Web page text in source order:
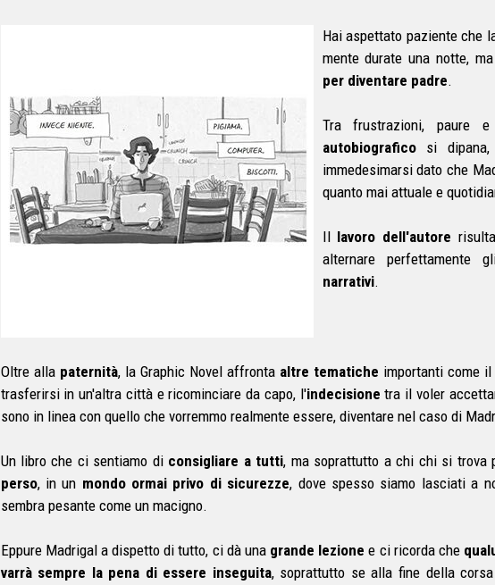
Hai aspettato paziente che
mente durate una notte,
per diventare padre.
Tra frustrazioni, paure
autobiograficosi dipana,
immedesimarsi dato che
quanto mai attuale e
Il lavoro dell'autore
alternare perfettamente
narrativi.
Oltre alla paternità, la Graphic Novel affronta altre tematiche importanti come il
trasferirsi in un'altra città e ricominciare da capo, l'indecisione tra il voler
sono in linea con quello che vorremmo realmente essere, diventare nel caso di
Un libro che ci sentiamo di consigliare a tutti, ma soprattutto a chi chi si trova
perso, in un mondo ormai privo di sicurezze, dove spesso siamo lasciati a
sembra pesante come un macigno.
Eppure Madrigal a dispetto di tutto, ci dà una grande lezione e ci ricorda che
varrà sempre la pena di essere inseguita, soprattutto se alla fine della